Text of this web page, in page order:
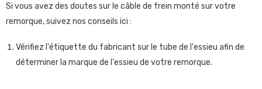
Si vous avez des doutes sur le câble de frein monté sur votre
remorque, suivez nos conseils ici :
Vérifiez l'étiquette du fabricant sur le tube de l'essieu afin de
déterminer la marque de l'essieu de votre remorque.